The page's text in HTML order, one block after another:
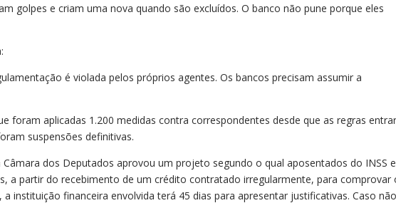
golpes e criam uma nova quando são excluídos. O banco não pune porque eles
é violada pelos próprios agentes. Os bancos precisam assumir a
foram aplicadas 1.200 medidas contra correspondentes desde que as regras
suspensões definitivas.
dos Deputados aprovou um projeto segundo o qual aposentados do INSS e
a partir do recebimento de um crédito contratado irregularmente, para comprovar
instituição financeira envolvida terá 45 dias para apresentar justificativas. Caso